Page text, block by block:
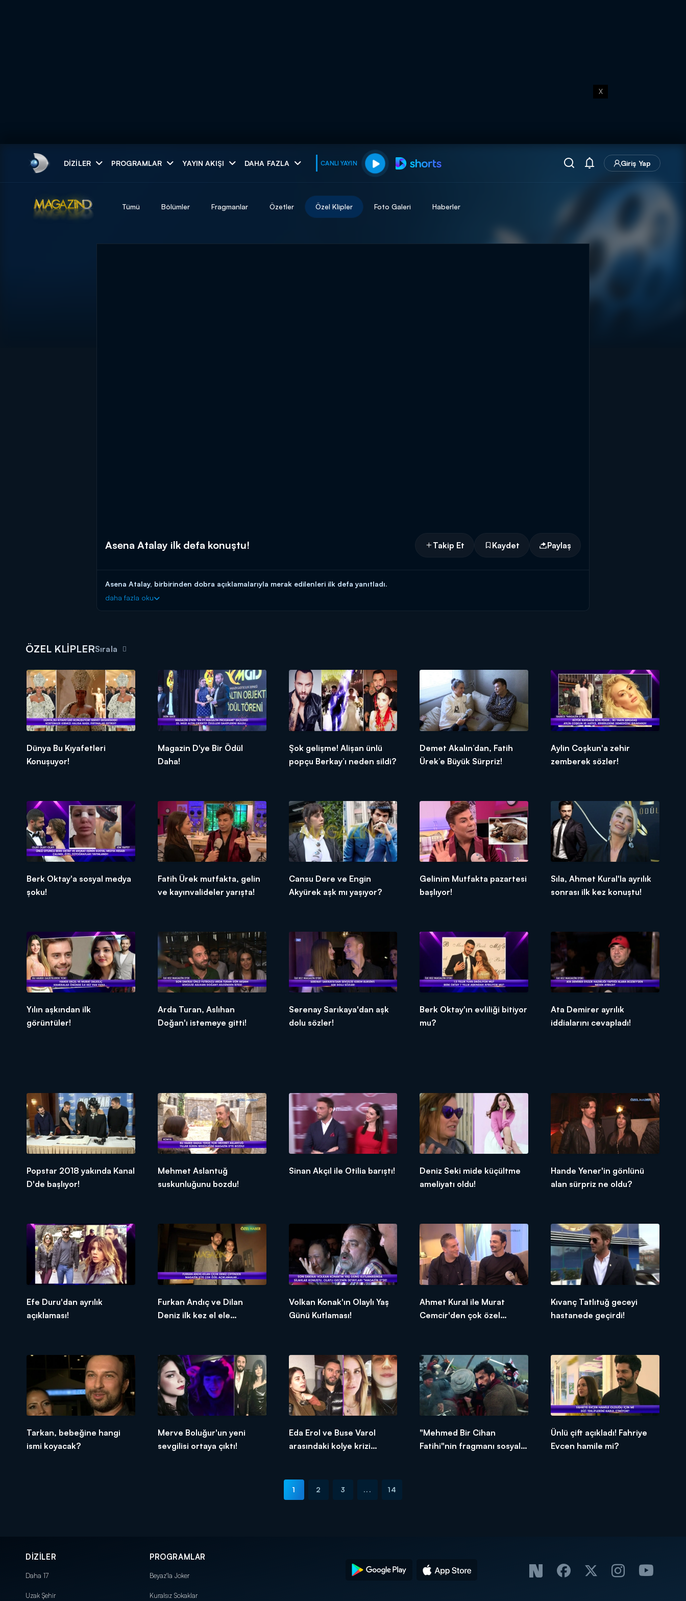
X
DIZILER PROGRAMLAR YAYIN AKIŞI DAHA FAZLA CANLI YAYIN Giriş Yap
muhteşem ikili
Tümü Bölümler Fragmanlar Özetler Özel Klipler Foto Galeri Haberler
Asena Atalay ilk defa konuştu! Takip Et Kaydet Paylaş
Asena Atalay, birbirinden dobra açıklamalarıyla merak edilenleri ilk defa yanıtladı.
daha fazla oku
ÖZEL KLİPLERSırala
Dünya Bu Kıyafetleri
Konuşuyor!
Magazin D'ye Bir Ödül
Daha!
Şok gelişme! Alişan ünlü
popçu Berkay’ı neden sildi?
Demet Akalın’dan, Fatih
Ürek’e Büyük Sürpriz!
Aylin Coşkun'a zehir
zemberek sözler!
Berk Oktay'a sosyal medya
şoku!
Fatih Ürek mutfakta, gelin
ve kayınvalideler yarışta!
Cansu Dere ve Engin
Akyürek aşk mı yaşıyor?
Gelinim Mutfakta pazartesi
başlıyor!
Sıla, Ahmet Kural'la ayrılık
sonrası ilk kez konuştu!
Yılın aşkından ilk
görüntüler!
Arda Turan, Aslıhan
Doğan'ı istemeye gitti!
Serenay Sarıkaya'dan aşk
dolu sözler!
Berk Oktay'ın evliliği bitiyor
mu?
Ata Demirer ayrılık
iddialarını cevapladı!
Popstar 2018 yakında Kanal
D'de başlıyor!
Mehmet Aslantuğ
suskunluğunu bozdu!
Sinan Akçıl ile Otilia barıştı!
Deniz Seki mide küçültme
ameliyatı oldu!
Hande Yener'in gönlünü
alan sürpriz ne oldu?
Efe Duru'dan ayrılık
açıklaması!
Furkan Andıç ve Dilan
Deniz ilk kez el ele
Volkan Konak'ın Olaylı Yaş
Günü Kutlaması!
Ahmet Kural ile Murat
Cemcir'den çok özel
Kıvanç Tatlıtuğ geceyi
hastanede geçirdi!
Tarkan, bebeğine hangi
ismi koyacak?
Merve Boluğur'un yeni
sevgilisi ortaya çıktı!
Eda Erol ve Buse Varol
arasındaki kolye krizi
"Mehmed Bir Cihan
Fatihi"nin fragmanı sosyal
Ünlü çift açıkladı! Fahriye
Evcen hamile mi?
1 2 3 ... 14
DİZİLER
Daha 17
Uzak Şehir
PROGRAMLAR
Beyaz'la Joker
Kuralsız Sokaklar